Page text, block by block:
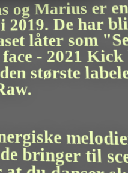
og Marius er
i 2019. De har
låter som
- 2021 Kick
største
melodier,
bringer til
du danser